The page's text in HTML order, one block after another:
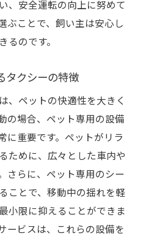
、安全運転の向上に努めて
ぶことで、飼い主は安心し
るのです。
タクシーの特徴
、ペットの快適性を大きく
の場合、ペット専用の設備
に重要です。ペットがリラ
ために、広々とした車内や
さらに、ペット専用のシー
ことで、移動中の揺れを軽
小限に抑えることができま
ービスは、これらの設備を